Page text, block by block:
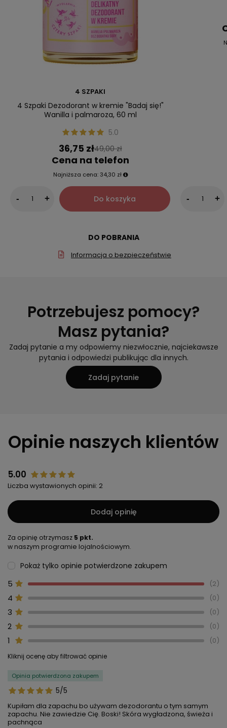
4 SZPAKI
4 Szpaki Dezodorant w kremie "Badaj się!"
Wanilla i palmaroza, 60 ml
5.0
36,75 zł49,00 zł
Cena na telefon
Najniższa cena: 34,30 zł
- + Do koszyka - +
DO POBRANIA
Informacja o bezpieczeństwie
Potrzebujesz pomocy?
Masz pytania?
Zadaj pytanie a my odpowiemy niezwłocznie, najciekawsze
pytania i odpowiedzi publikując dla innych.
Zadaj pytanie
Opinie naszych klientów
5.00
Liczba wystawionych opinii: 2
Dodaj opinię
Za opinię otrzymasz 5 pkt.
w naszym programie lojalnościowym.
Pokaż tylko opinie potwierdzone zakupem
5 2
4 0
3 0
2 0
1 0
Kliknij ocenę aby filtrować opinie
5/5
Opinia potwierdzona zakupem
Kupiłam dla zapachu bo używam dezodorantu o tym samym
zapachu. Nie zawiedzie Cię. Boski! Skóra wygładzona, świeża i
pachnąca